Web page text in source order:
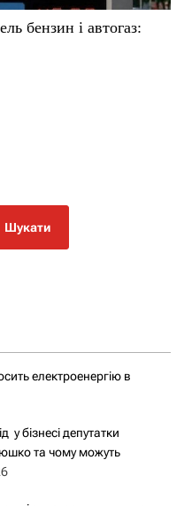
бензин і автогаз:
електроенергію в
у бізнесі депутатки
та чому можуть